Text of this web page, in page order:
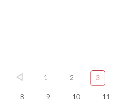
1 2 3
8 9 10 11